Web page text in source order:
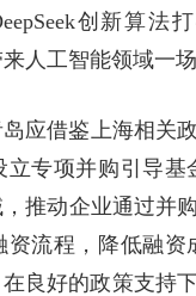
创新算法
来人工智能领域一
应借鉴上海相关
专项并购引导
推动企业通过并
流程，降低融
良好的政策支持